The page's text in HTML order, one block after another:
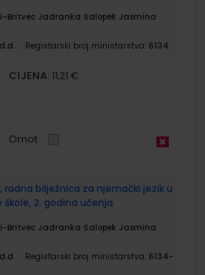
Britvec Jadranka Salopek Jasmina
Registarski broj ministarstva: 6134
CIJENA: 11,21 €
Omot
radna bilježnica za njemački jezik u
2. godina učenja
Britvec Jadranka Salopek Jasmina
Registarski broj ministarstva: 6134-